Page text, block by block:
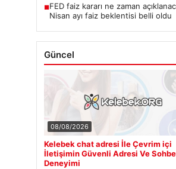
■FED faiz kararı ne zaman
Nisan ayı faiz beklentisi belli oldu
Güncel
08/08/2026
Kelebek chat adresi İle Çevrim içi
İletişimin Güvenli Adresi Ve
Deneyimi